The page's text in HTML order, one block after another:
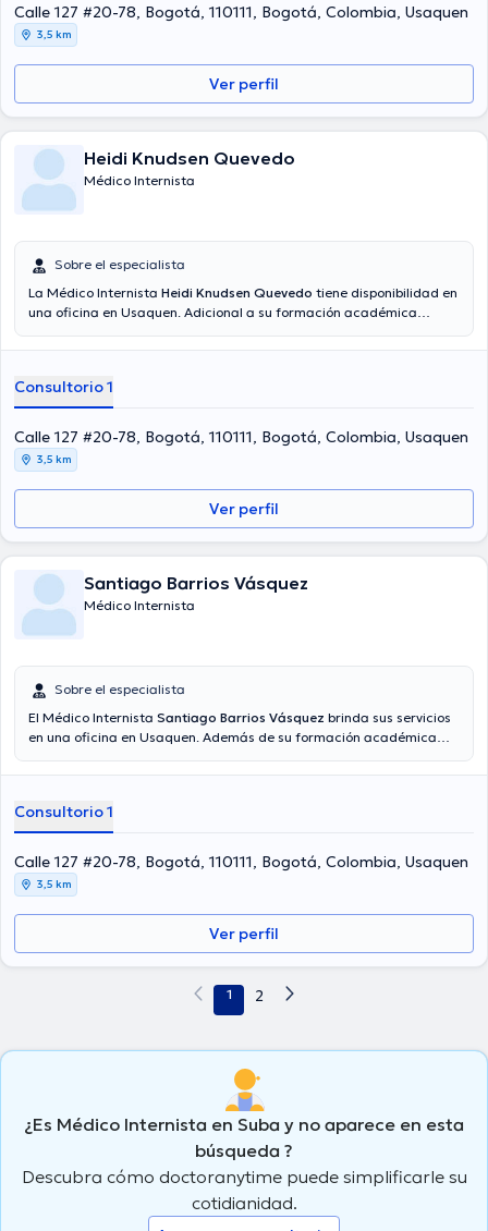
intención de tener una formación continua en su ámbito de
especialización y ha publicado numerosos comunicados.
Finalmente, el Dr. puede hablar Español en su consultorio.
Calle 127 #20-78, Bogotá, 110111, Bogotá, Colombia, Usaquen
3,5 km
Ver perfil
Heidi Knudsen Quevedo
Médico Internista
Sobre el especialista
La Médico Internista Heidi Knudsen Quevedo tiene disponibilidad en
una oficina en Usaquen. Adicional a su formación académica
especialidad. La profesional de la salud posee años de experiencia
como miembro de diversas asociaciones médicas. Heidi Knudsen
Quevedo ha participado en diversas conferencias con el ideal de
tener una formación continua en su disciplina de especialización y
ha compartido diferentes artículos. Español es el idioma principal
hablado por la doctora.
Consultorio 1
Calle 127 #20-78, Bogotá, 110111, Bogotá, Colombia, Usaquen
3,5 km
Ver perfil
Santiago Barrios Vásquez
Médico Internista
Sobre el especialista
El Médico Internista Santiago Barrios Vásquez brinda sus servicios
en una oficina en Usaquen. Además de su formación académica
especialidad. El Dr. cuenta con varios años de experiencia laboral en
miembro de diversas asociaciones médicas. Santiago Barrios
Vásquez ha participado en diversas conferencias con la meta de
tener una formación continua en su temática de especialización y
ha difundido importantes artículos. Cabe resaltar que, el médico
puede hablar en Español.
Consultorio 1
Calle 127 #20-78, Bogotá, 110111, Bogotá, Colombia, Usaquen
3,5 km
Ver perfil
1 2
¿Es Médico Internista en Suba y no aparece en esta
búsqueda ?
Descubra cómo doctoranytime puede simplificarle su
cotidianidad.